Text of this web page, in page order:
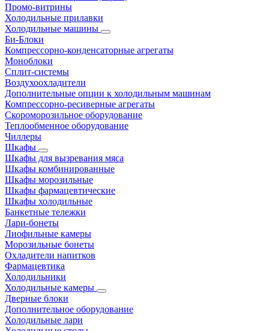
Промо-витрины
Холодильные прилавки
Холодильные машины
Би-Блоки
Компрессорно-конденсаторные агрегаты
Моноблоки
Сплит-системы
Воздухоохладители
Дополнительные опции к холодильным машинам
Компрессорно-ресиверные агрегаты
Скороморозильное оборудование
Теплообменное оборудование
Чиллеры
Шкафы
Шкафы для вызревания мяса
Шкафы комбинированные
Шкафы морозильные
Шкафы фармацевтические
Шкафы холодильные
Банкетные тележки
Лари-бонеты
Лиофильные камеры
Морозильные бонеты
Охладители напитков
Фармацевтика
Холодильники
Холодильные камеры
Дверные блоки
Дополнительное оборудование
Холодильные лари